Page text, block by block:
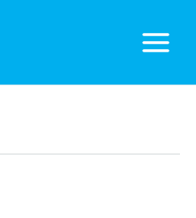
Main
Menu